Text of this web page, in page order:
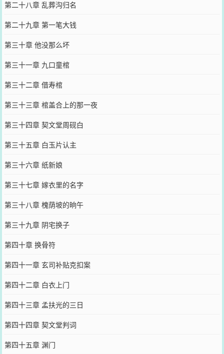
第二十八章 乱葬沟归名
第二十九章 第一笔大钱
第三十章 他没那么坏
第三十一章 九口童棺
第三十二章 借寿棺
第三十三章 棺盖合上的那一夜
第三十四章 契文堂周砚白
第三十五章 白玉片认主
第三十六章 纸新娘
第三十七章 嫁衣里的名字
第三十八章 槐荫坡的晌午
第三十九章 阴宅换子
第四十章 换骨符
第四十一章 玄司补贴克扣案
第四十二章 白衣上门
第四十三章 孟扶光的三日
第四十四章 契文堂判词
第四十五章 渊门